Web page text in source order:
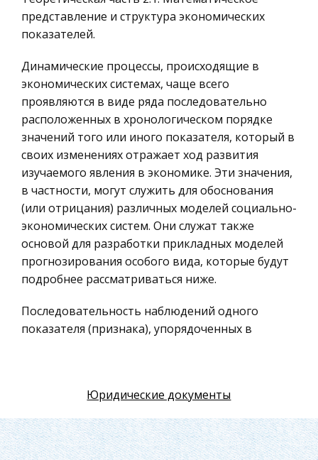
Астрономия
Биржевое дело
Биология
Экономико-математическое
моделирование
Российское предпринимательское право
Искусство
Физкультура и Спорт, Здоровье
Гражданская оборона
Геология
Религия
Уголовный процесс
Международное частное право
Материаловедение
Экскурсии и туризм
минимальной суммы залога или ве
представление и структура экономических
показателей.
Динамические процессы, происходящие в
экономических системах, чаще всего
проявляются в виде ряда последовательно
расположенных в хронологическом порядке
значений того или иного показателя, который в
своих изменениях отражает ход развития
изучаемого явления в экономике. Эти значения,
в частности, могут служить для обоснования
(или отрицания) различных моделей социально-
экономических систем. Они служат также
основой для разработки прикладных моделей
прогнозирования особого вида, которые будут
подробнее рассматриваться ниже.
Последовательность наблюдений одного
показателя (признака), упорядоченных в
динамическим рядом, или рядом динамики. Если
в качестве признака, в зависимости от
которого происходит упорядочение, берется
время, то такой динамический ряд называется
Юридические документы